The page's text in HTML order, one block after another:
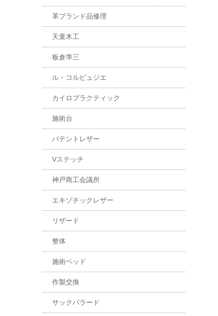
革ブランド品修理
天童木工
板倉準三
ル・コルビュジエ
カイロプラクティック
施術台
パテントレザー
Vステッチ
神戸商工会議所
エキゾチックレザー
リザード
整体
施術ベッド
作製交換
サックバラード